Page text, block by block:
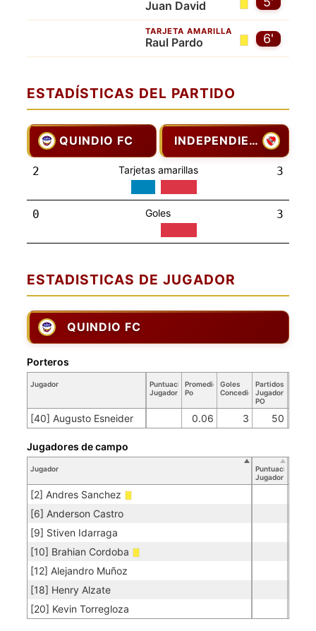
Juan David
6'
TARJETA AMARILLA
Raul Pardo
ESTADÍSTICAS DEL PARTIDO
QUINDIO FC INDEPENDIENTE
2 Tarjetas amarillas 3
0 Goles 3
ESTADISTICAS DE JUGADOR
QUINDIO FC
Jugador
Puntuación
Jugador
Promedio
Po
Goles
Concedidos
Partidos
Jugador
PO
[40] Augusto Esneider 0.06 3 50
Porteros
Jugador
Puntuación
Jugador
[2] Andres Sanchez
[6] Anderson Castro
[9] Stiven Idarraga
[10] Brahian Cordoba
[12] Alejandro Muñoz
[18] Henry Alzate
[20] Kevin Torregloza
Jugadores de campo